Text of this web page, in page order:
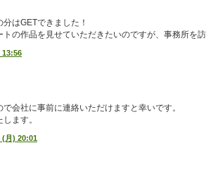
はGETできました！
トの作品を見せていただきたいのですが、事務所を
13:56
会社に事前に連絡いただけますと幸いです。
ます。
(月) 20:01